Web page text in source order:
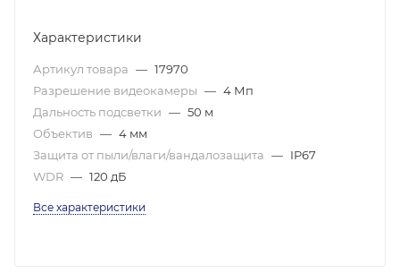
Характеристики
Артикул товара — 17970
Разрешение видеокамеры — 4 Мп
Дальность подсветки — 50 м
Объектив — 4 мм
Защита от пыли/влаги/вандалозащита — IP67
WDR — 120 дБ
Все характеристики